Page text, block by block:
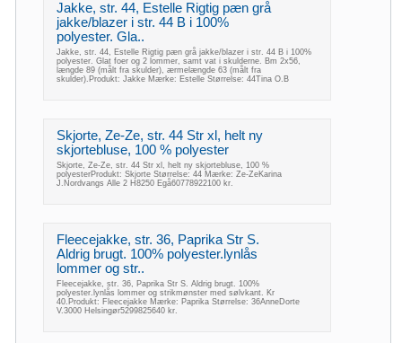
Jakke, str. 44, Estelle Rigtig pæn grå
jakke/blazer i str. 44 B i 100%
polyester. Gla..
Jakke, str. 44, Estelle Rigtig pæn grå jakke/blazer i str. 44 B i 100%
polyester. Glat foer og 2 lommer, samt vat i skulderne. Bm 2x56,
længde 89 (målt fra skulder), ærmelængde 63 (målt fra
skulder).Produkt: Jakke Mærke: Estelle Størrelse: 44Tina O.B
Skjorte, Ze-Ze, str. 44 Str xl, helt ny
skjortebluse, 100 % polyester
Skjorte, Ze-Ze, str. 44 Str xl, helt ny skjortebluse, 100 %
polyesterProdukt: Skjorte Størrelse: 44 Mærke: Ze-ZeKarina
J.Nordvangs Alle 2 H8250 Egå60778922100 kr.
Fleecejakke, str. 36, Paprika Str S.
Aldrig brugt. 100% polyester.lynlås
lommer og str..
Fleecejakke, str. 36, Paprika Str S. Aldrig brugt. 100%
polyester.lynlås lommer og strikmønster med sølvkant. Kr
40.Produkt: Fleecejakke Mærke: Paprika Størrelse: 36AnneDorte
V.3000 Helsingør5299825640 kr.